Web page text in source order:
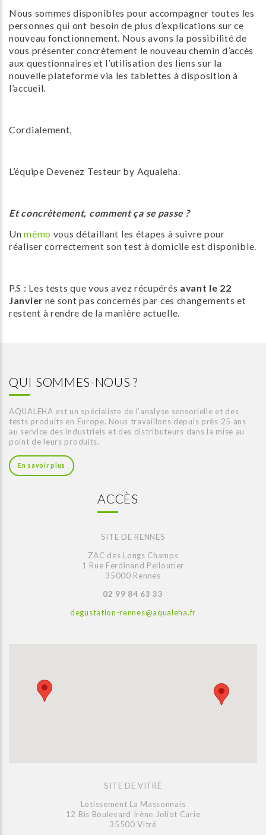
Nous sommes disponibles pour accompagner toutes les
personnes qui ont besoin de plus d’explications sur ce
nouveau fonctionnement. Nous avons la possibilité de
vous présenter concrètement le nouveau chemin d’accès
aux questionnaires et l’utilisation des liens sur la
nouvelle plateforme via les tablettes à disposition à
l’accueil.
Cordialement,
L’équipe Devenez Testeur by Aqualeha.
Et concrètement, comment ça se passe ?
Unmémo vous détaillant les étapes à suivre pour
réaliser correctement son test à domicile est disponible.
P.S : Les tests que vous avez récupérés avant le 22
Janvier ne sont pas concernés par ces changements et
restent à rendre de la manière actuelle.
QUI SOMMES-NOUS ?
AQUALEHA est un spécialiste de l’analyse sensorielle et des
tests produits en Europe. Nous travaillons depuis près 25 ans
au service des industriels et des distributeurs dans la mise au
point de leurs produits.
En savoir plus
ACCÈS
SITE DE RENNES
ZAC des Longs Champs
1 Rue Ferdinand Pelloutier
35000 Rennes
02 99 84 63 33
degustation-rennes@aqualeha.fr
SITE DE VITRÉ
Lotissement La Massonnais
12 Bis Boulevard Irène Joliot Curie
35500 Vitré